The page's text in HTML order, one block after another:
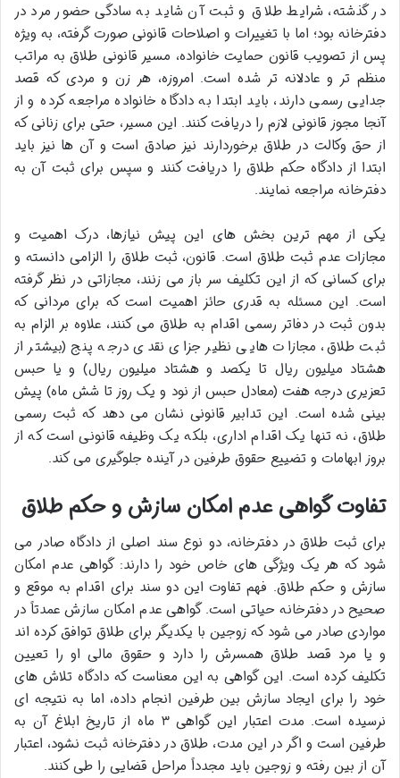
در گذشته، شرایط طلاق و ثبت آن شاید به سادگی حضور مرد در
دفترخانه بود؛ اما با تغییرات و اصلاحات قانونی صورت گرفته، به ویژه
پس از تصویب قانون حمایت خانواده، مسیر قانونی طلاق به مراتب
منظم تر و عادلانه تر شده است. امروزه، هر زن و مردی که قصد
جدایی رسمی دارند، باید ابتدا به دادگاه خانواده مراجعه کرده و از
آنجا مجوز قانونی لازم را دریافت کنند. این مسیر، حتی برای زنانی که
از حق وکالت در طلاق برخوردارند نیز صادق است و آن ها نیز باید
ابتدا از دادگاه حکم طلاق را دریافت کنند و سپس برای ثبت آن به
دفترخانه مراجعه نمایند.
یکی از مهم ترین بخش های این پیش نیازها، درک اهمیت و
مجازات عدم ثبت طلاق است. قانون، ثبت طلاق را الزامی دانسته و
برای کسانی که از این تکلیف سر باز می زنند، مجازاتی در نظر گرفته
است. این مسئله به قدری حائز اهمیت است که برای مردانی که
بدون ثبت در دفاتر رسمی اقدام به طلاق می کنند، علاوه بر الزام به
ثبت طلاق، مجازات هایی نظیر جزای نقدی درجه پنج (بیشتر از
هشتاد میلیون ریال تا یکصد و هشتاد میلیون ریال) و یا حبس
تعزیری درجه هفت (معادل حبس از نود و یک روز تا شش ماه) پیش
بینی شده است. این تدابیر قانونی نشان می دهد که ثبت رسمی
طلاق، نه تنها یک اقدام اداری، بلکه یک وظیفه قانونی است که از
بروز ابهامات و تضییع حقوق طرفین در آینده جلوگیری می کند.
تفاوت گواهی عدم امکان سازش و حکم طلاق
برای ثبت طلاق در دفترخانه، دو نوع سند اصلی از دادگاه صادر می
شود که هر یک ویژگی های خاص خود را دارند: گواهی عدم امکان
سازش و حکم طلاق. فهم تفاوت این دو سند برای اقدام به موقع و
صحیح در دفترخانه حیاتی است. گواهی عدم امکان سازش عمدتاً در
مواردی صادر می شود که زوجین با یکدیگر برای طلاق توافق کرده اند
و یا مرد قصد طلاق همسرش را دارد و حقوق مالی او را تعیین
تکلیف کرده است. این گواهی به این معناست که دادگاه تلاش های
خود را برای ایجاد سازش بین طرفین انجام داده، اما به نتیجه ای
نرسیده است. مدت اعتبار این گواهی ۳ ماه از تاریخ ابلاغ آن به
طرفین است و اگر در این مدت، طلاق در دفترخانه ثبت نشود، اعتبار
آن از بین رفته و زوجین باید مجدداً مراحل قضایی را طی کنند.